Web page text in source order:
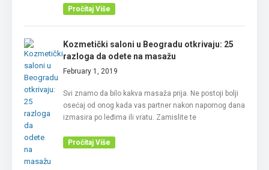
Pročitaj Više
Kozmetički saloni u Beogradu otkrivaju: 25
razloga da odete na masažu
February 1, 2019
Svi znamo da bilo kakva masaža prija. Ne postoji bolji
osećaj od onog kada vas partner nakon napornog dana
izmasira po leđima ili vratu. Zamislite te
Pročitaj Više